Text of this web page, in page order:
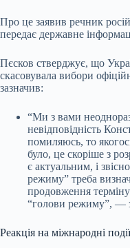
Про це заявив речник
передає державне
Пєсков стверджує, що
скасовувала вибори
зазначив:
“Ми з вами
невідповідність
помиляюсь, то
було, це скоріше з
є актуальним, і
режиму” треба
продовження
“голови режиму”, —
Реакція на міжнародні події